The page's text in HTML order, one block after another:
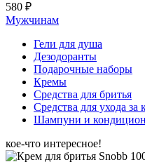
580 ₽
Мужчинам
Гели для душа
Дезодоранты
Подарочные наборы
Кремы
Средства для бритья
Средства для ухода за
Шампуни и
кое-что интересное!